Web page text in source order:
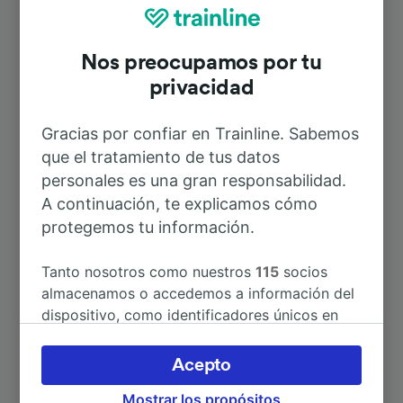
Rutas más populares desde Bucine
A Florencia 33min
A Roma 2h 8min
A Arezzo
A Pisa Centrale 1h 46min
A Firenze Santa Maria Novella 52min
Nos preocupamos por tu
privacidad
Gracias por confiar en Trainline. Sabemos
que el tratamiento de tus datos
personales es una gran responsabilidad.
A continuación, te explicamos cómo
protegemos tu información.
Tanto nosotros como nuestros115 socios
almacenamos o accedemos a información del
dispositivo, como identificadores únicos en
Puedes aceptar o administrar tus preferencias
haciendo clic abajo, incluido el derecho de
Mostrar los propósitos
Acepto